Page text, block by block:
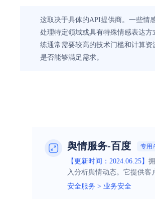
这取决于具体的API提供商。一些情
处理特定领域或具有特殊情感表达
练通常需要较高的技术门槛和计算
是否能够满足需求。
舆情服务-百度 专用
【更新时间：2024.06.25】
入分析舆情动态。它提供
安全服务 > 业务安全